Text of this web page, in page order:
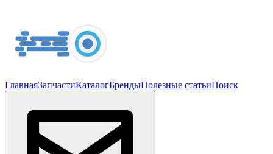
ГлавнаяЗапчастиКаталогБрендыПолезные статьиПоиск